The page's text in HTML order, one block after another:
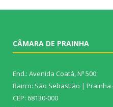
CÂMARA DE PRAINHA
End.: Avenida Coatá, Nº 500
Bairro: São Sebastião | Prainha
CEP: 68130-000